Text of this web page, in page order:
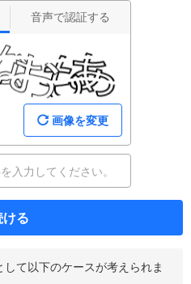
音声で認証する
画像を変更
ける
て以下のケースが考えられま